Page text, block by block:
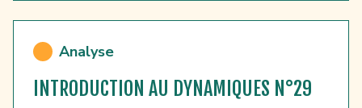
Analyse
INTRODUCTION AU DYNAMIQUES N°29